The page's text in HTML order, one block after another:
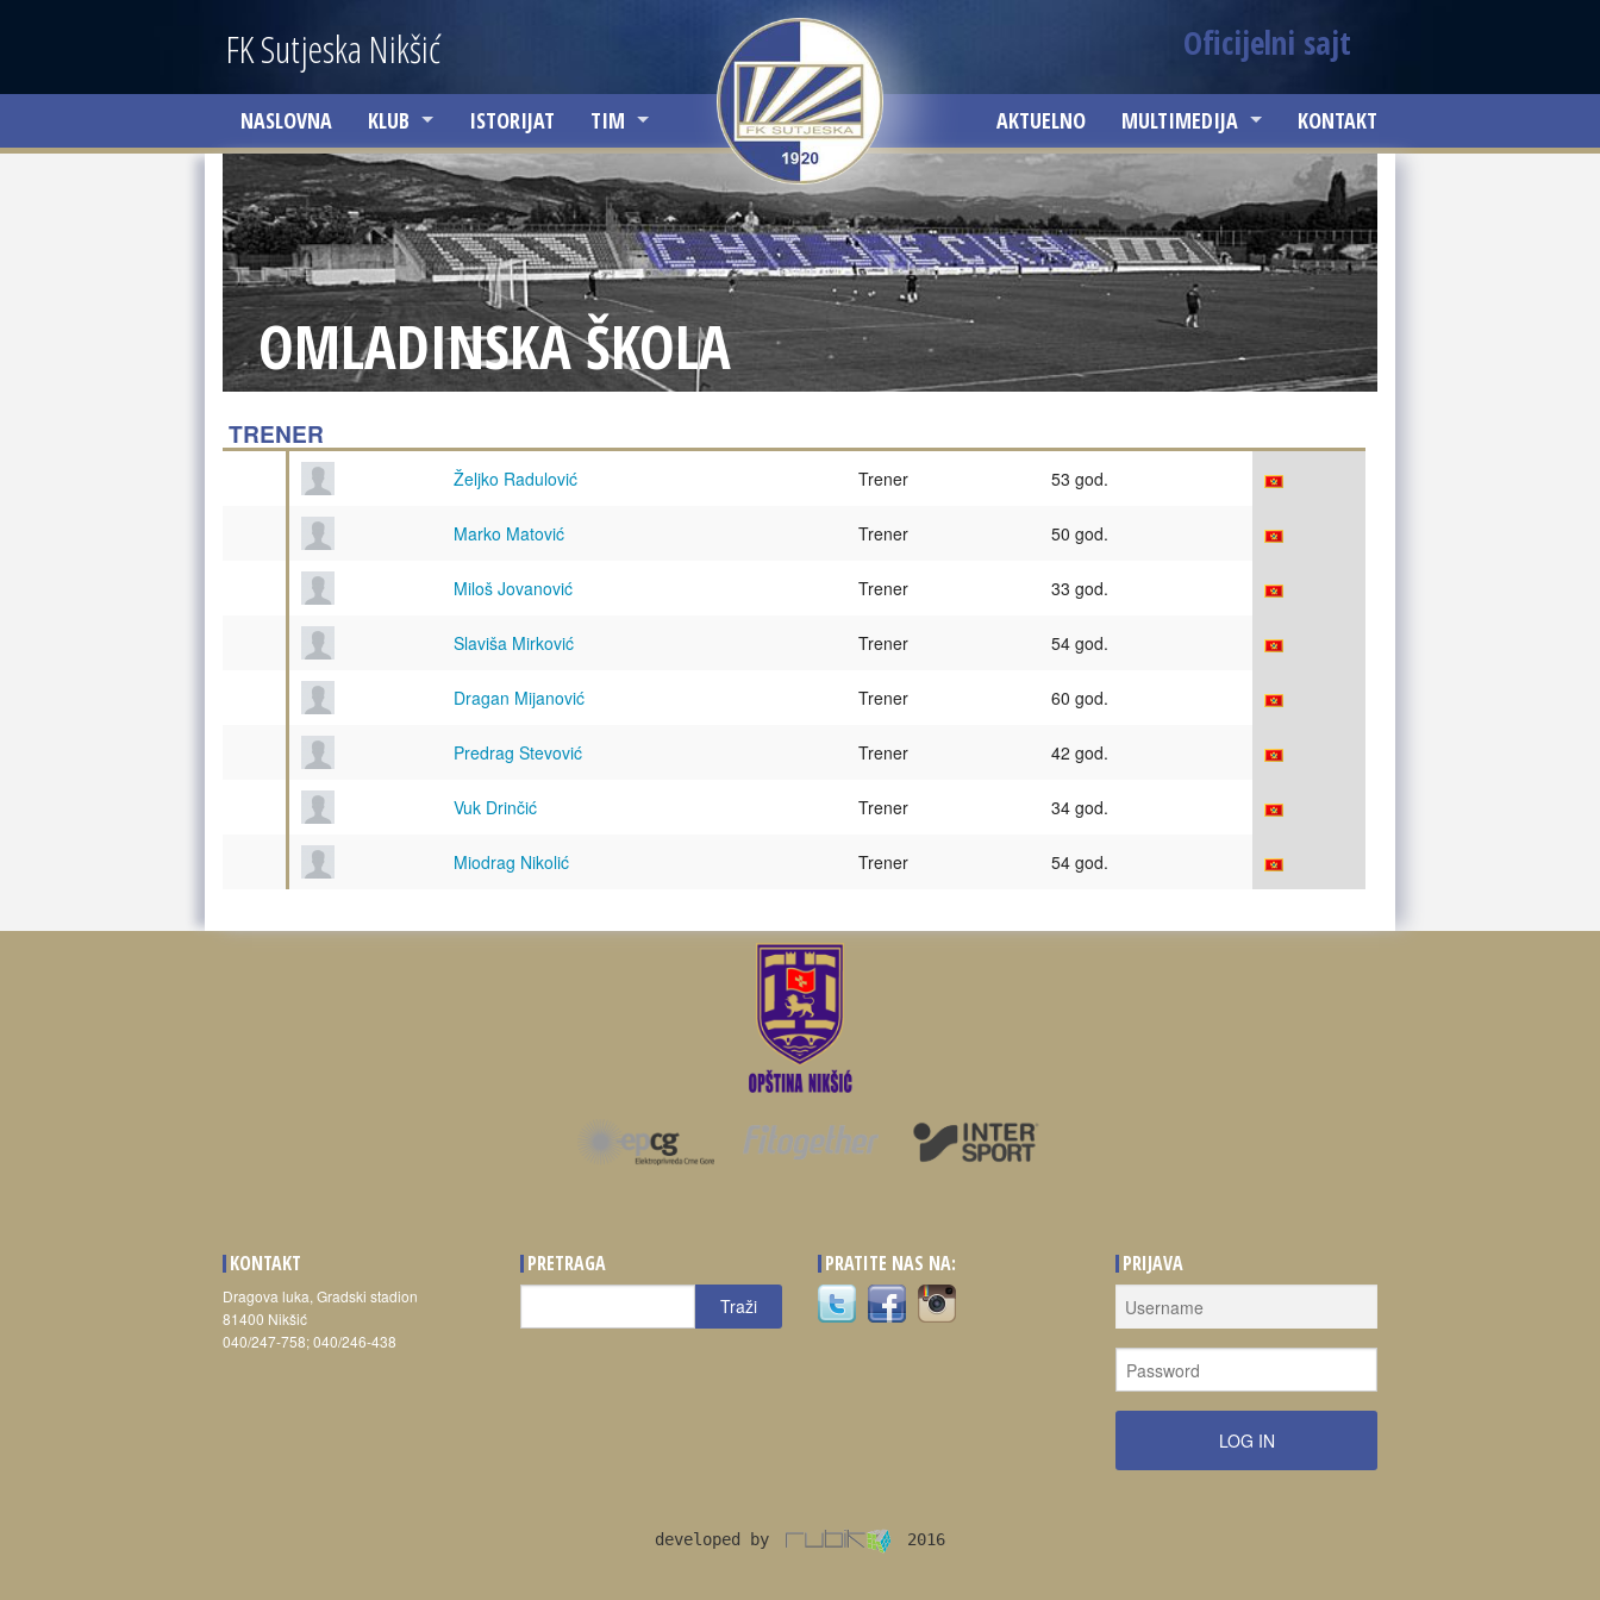
FK Sutjeska Nikšić Oficijelni sajt
NASLOVNA
KLUB
O KLUBU
SKUPŠTINA KLUBA
UPRAVNI ODBOR
MENADŽMENT
FINANSIJSKI ISKAZI
ISTORIJAT
TIM
PRVI TIM
OMLADINSKA ŠKOLA
AKTUELNO
MULTIMEDIJA
SLIKE
VIDEO ZAPISI
KONTAKT
OMLADINSKA ŠKOLA
TRENER
Željko Radulović Trener 53 god.
Marko Matović Trener 50 god.
Miloš Jovanović Trener 33 god.
Slaviša Mirković Trener 54 god.
Dragan Mijanović Trener 60 god.
Predrag Stevović Trener 42 god.
Vuk Drinčić Trener 34 god.
Miodrag Nikolić Trener 54 god.
KONTAKT
Dragova luka, Gradski stadion
81400 Nikšić
040/247-758; 040/246-438
PRETRAGA
Traži
PRATITE NAS NA: PRIJAVA
LOG IN
developed by 2016